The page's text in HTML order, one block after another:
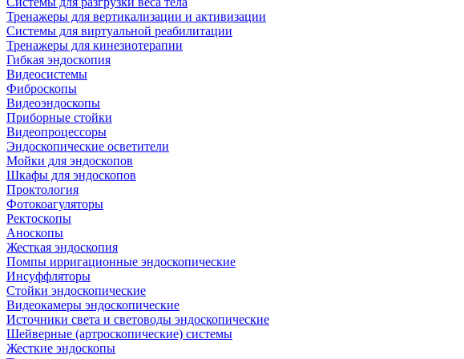
Тренажеры для вертикализации и активизации
Системы для виртуальной реабилитации
Тренажеры для кинезиотерапии
Гибкая эндоскопия
Видеосистемы
Фиброскопы
Видеоэндоскопы
Приборные стойки
Видеопроцессоры
Эндоскопические осветители
Мойки для эндоскопов
Шкафы для эндоскопов
Проктология
Фотокоагуляторы
Ректоскопы
Аноскопы
Жесткая эндоскопия
Помпы ирригационные эндоскопические
Инсуффляторы
Стойки эндоскопические
Видеокамеры эндоскопические
Источники света и световоды эндоскопические
Шейверные (артроскопические) системы
Жесткие эндоскопы